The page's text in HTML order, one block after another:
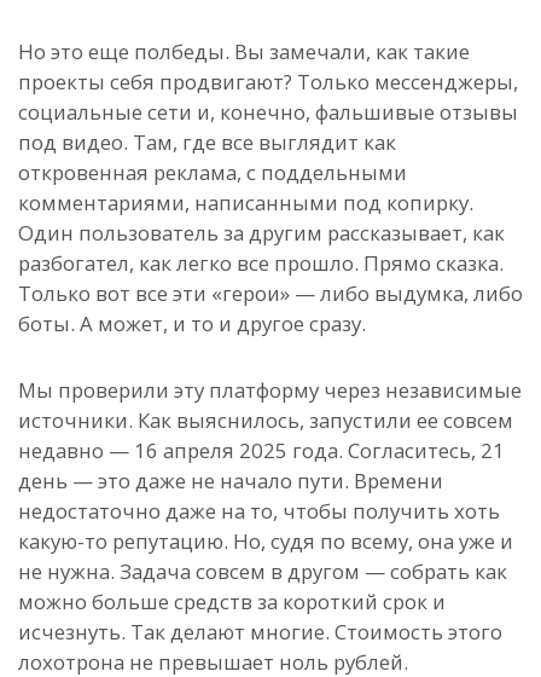
Но это еще полбеды. Вы замечали, как такие
проекты себя продвигают? Только мессенджеры,
социальные сети и, конечно, фальшивые отзывы
под видео. Там, где все выглядит как
откровенная реклама, с поддельными
комментариями, написанными под копирку.
Один пользователь за другим рассказывает, как
разбогател, как легко все прошло. Прямо сказка.
Только вот все эти «герои» — либо выдумка, либо
боты. А может, и то и другое сразу.
Мы проверили эту платформу через независимые
источники. Как выяснилось, запустили ее совсем
недавно — 16 апреля 2025 года. Согласитесь, 21
день — это даже не начало пути. Времени
недостаточно даже на то, чтобы получить хоть
какую-то репутацию. Но, судя по всему, она уже и
не нужна. Задача совсем в другом — собрать как
можно больше средств за короткий срок и
исчезнуть. Так делают многие. Стоимость этого
лохотрона не превышает ноль рублей.